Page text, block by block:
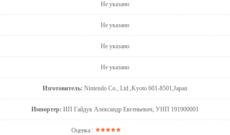
Не указано
Не указано
Не указано
Не указано
Изготовитель: Nintendo Co., Ltd.,Kyoto 601-8501,Japan
Импортер: ИП Гайдук Александр Евгеньевич, УНП 191900001
Оценка :